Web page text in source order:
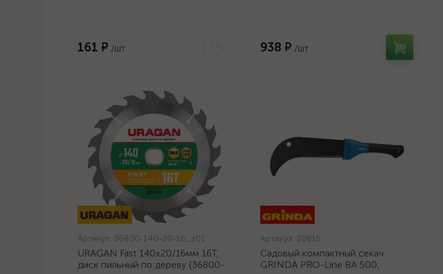
161 ₽ /шт 938 ₽ /шт
Артикул: 36800-140-20-16_z01
URAGAN Fast 140x20/16мм 16Т,
диск пильный по дереву {36800-
Артикул: 20815
Садовый компактный секач
GRINDA PRO-Line BA 500,